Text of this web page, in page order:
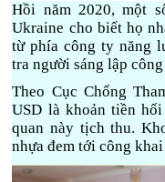
Hồi năm 2020, một
Ukraine cho biết họ
từ phía công ty năng
tra người sáng lập
Theo Cục Chống
USD là khoản tiền
quan này tịch thu.
nhựa đem tới công